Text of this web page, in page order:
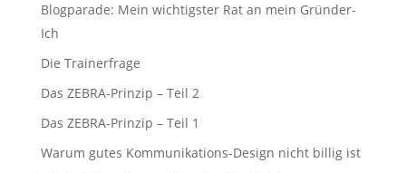
Blogparade: Mein wichtigster Rat an mein Gründer-
Ich
Die Trainerfrage
Das ZEBRA-Prinzip – Teil 2
Das ZEBRA-Prinzip – Teil 1
Warum gutes Kommunikations-Design nicht billig ist